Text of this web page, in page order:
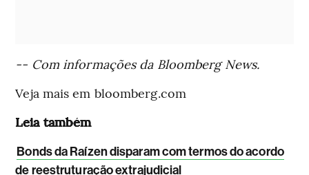
-- Com informações da Bloomberg News.
Veja mais em bloomberg.com
Leia também
Bonds da Raízen disparam com termos do acordo
de reestruturação extrajudicial